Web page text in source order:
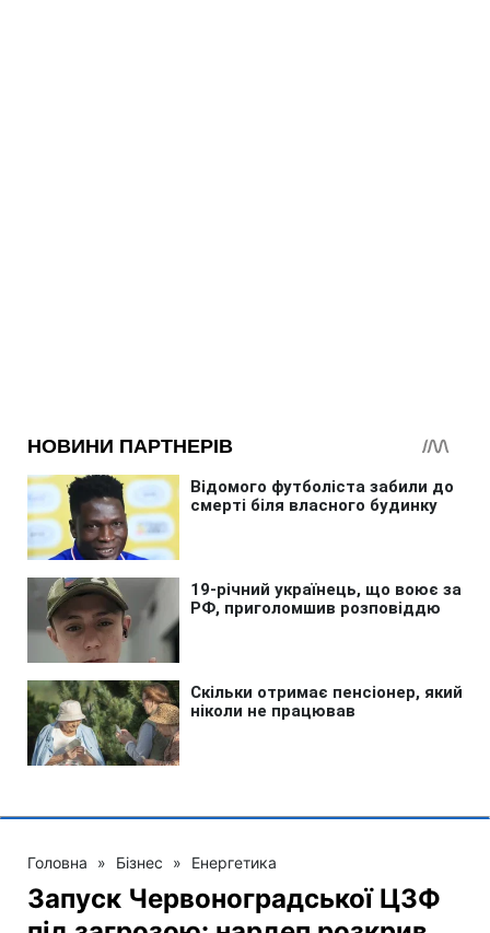
Головна » Бізнес » Енергетика
Запуск Червоноградської ЦЗФ